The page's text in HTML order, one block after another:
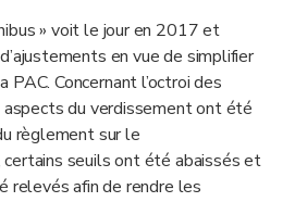
» voit le jour en 2017 et
en vue de simplifier
Concernant l’octroi des
aspects du verdissement ont été
règlement sur le
seuils ont été abaissés et
relevés afin de rendre les